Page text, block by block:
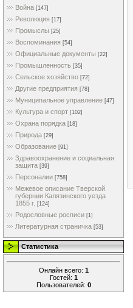
Война [147]
Революция [17]
Промыслы [25]
Воспоминания [54]
Официальные документы [22]
Промышленность [35]
Сельское хозяйство [72]
Другие предприятия [78]
Муниципальное управление [47]
Культура и спорт [102]
Охрана порядка [18]
Природа [29]
Образование [91]
Здравоохранение и социальная
защита [39]
Персоналии [758]
Межевое описание Тверской
губернии Калязинского уезда
1855 г. [124]
Родословные росписи [1]
Литературная страничка [53]
Статистика
Онлайн всего: 1
Гостей: 1
Пользователей: 0